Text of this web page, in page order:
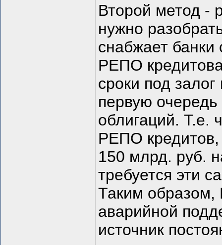
Второй метод -
нужно
снабжает банки
РЕПО
сроки под
первую
облигаций. Т.е.
РЕПО кредитов,
150 млрд. руб.
требуется эти
Таким образом,
аварийной
источник